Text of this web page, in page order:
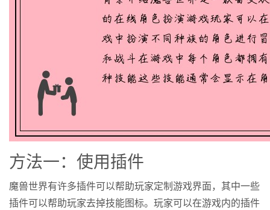
方法一：使用插件
魔兽世界有许多插件可以帮助玩家定制游戏界面，其中一些
插件可以帮助玩家去掉技能图标。玩家可以在游戏内的插件